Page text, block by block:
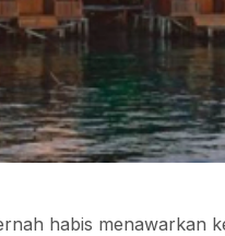
habis menawarkan